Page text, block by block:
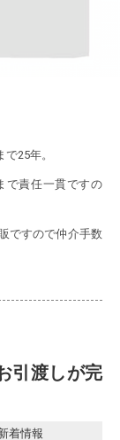
25年。
で責任一貫ですの
ですので仲介手数
引渡しが完
着情報